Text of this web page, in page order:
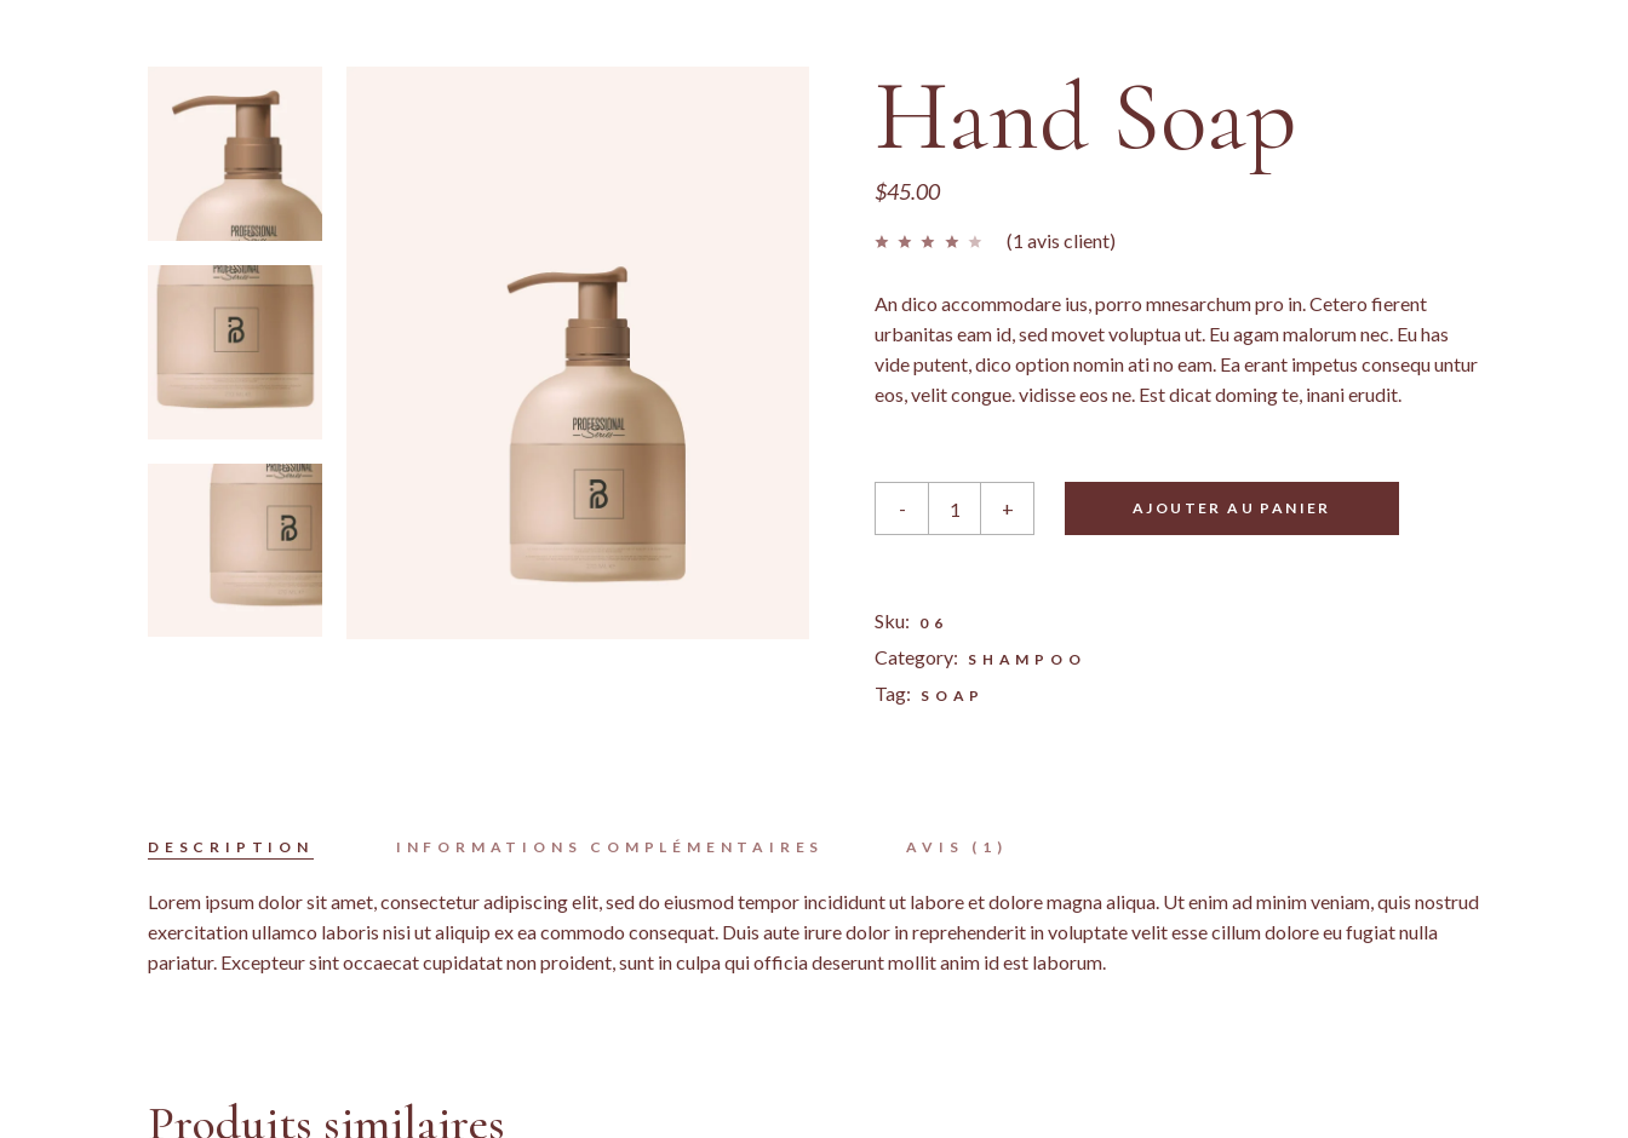
Hand Soap
$45.00
(1 avis client)
An dico accommodare ius, porro mnesarchum pro in. Cetero fierent
urbanitas eam id, sed movet voluptua ut. Eu agam malorum nec. Eu has
vide putent, dico option nomin ati no eam. Ea erant impetus consequ untur
eos, velit congue. vidisse eos ne. Est dicat doming te, inani erudit.
Hand Soap quantity
- + AJOUTER AU PANIER
Sku: 06
Category: SHAMPOO
Tag: SOAP
DESCRIPTION INFORMATIONS COMPLÉMENTAIRES AVIS (1)
Lorem ipsum dolor sit amet, consectetur adipiscing elit, sed do eiusmod tempor incididunt ut labore et dolore magna aliqua. Ut enim ad minim veniam, quis nostrud
exercitation ullamco laboris nisi ut aliquip ex ea commodo consequat. Duis aute irure dolor in reprehenderit in voluptate velit esse cillum dolore eu fugiat nulla
pariatur. Excepteur sint occaecat cupidatat non proident, sunt in culpa qui officia deserunt mollit anim id est laborum.
Produits similaires